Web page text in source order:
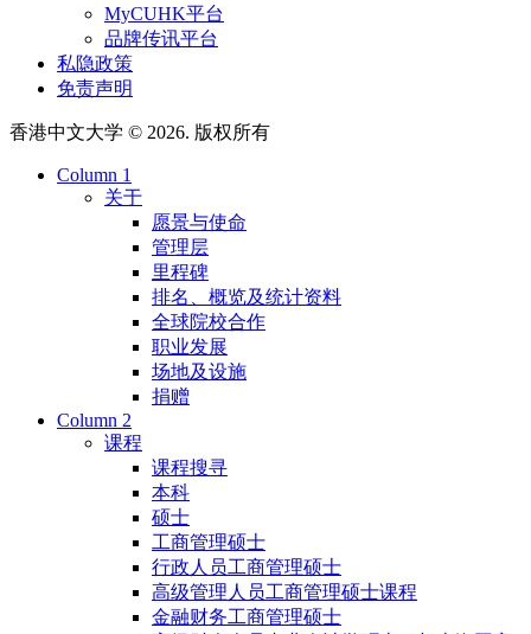
MyCUHK平台
品牌传讯平台
私隐政策
免责声明
香港中文大学 © 2026. 版权所有
Column 1
关于
愿景与使命
管理层
里程碑
排名、概览及统计资料
全球院校合作
职业发展
场地及设施
捐赠
Column 2
课程
课程搜寻
本科
硕士
工商管理硕士
行政人员工商管理硕士
高级管理人员工商管理硕士课程
金融财务工商管理硕士